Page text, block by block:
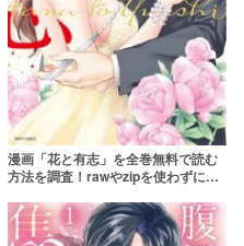
漫画「花と有志」を全巻無料で読む
方法を調査！rawやzipを使わずに最
ウ】